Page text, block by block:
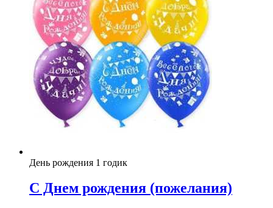
День рождения 1 годик
С Днем рождения (пожелания)